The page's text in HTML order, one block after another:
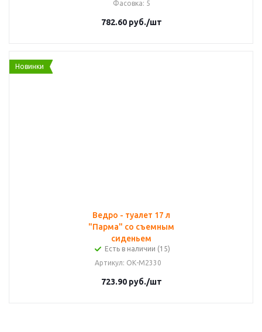
Фасовка: 5
782.60руб./шт
Новинки
Ведро - туалет 17 л
"Парма" со съемным
сиденьем
Есть в наличии (15)
Артикул: ОК-М2330
723.90руб./шт